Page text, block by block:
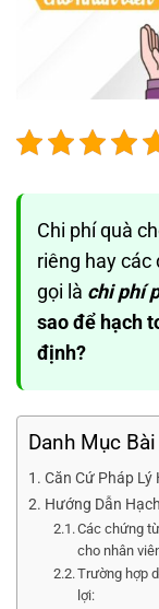
Chi phí quà
riêng hay các
gọi là chi phí
sao để hạch
định?
Danh Mục
Căn Cứ Pháp Lý
Hướng Dẫn
Các chứng
cho nhân
Trường hợp
lợi: